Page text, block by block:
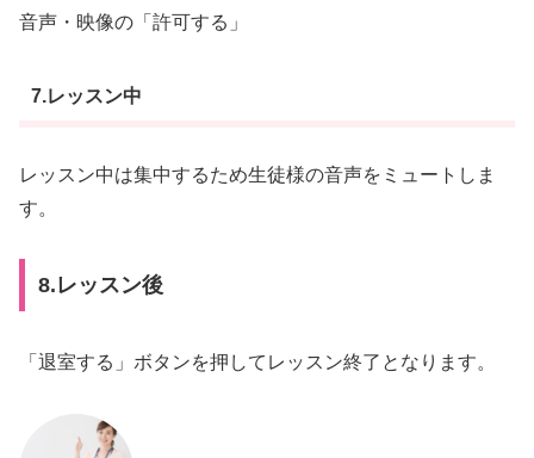
音声・映像の「許可する」
7.レッスン中
レッスン中は集中するため生徒様の音声をミュートしま
す。
8.レッスン後
「退室する」ボタンを押してレッスン終了となります。